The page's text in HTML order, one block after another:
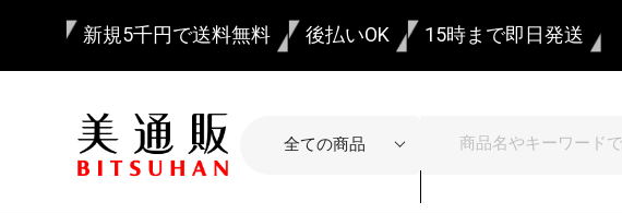
新規5千円で送料無料 後払いOK 15時まで即日発送